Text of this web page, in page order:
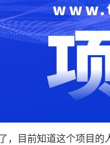
，目前知道这个项目的